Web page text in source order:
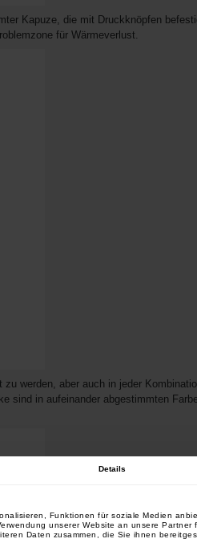
Details
Funktionen für soziale Medien
unserer Website an unsere
Daten zusammen, die Sie ihnen
Kapuze, die mit Druckknöpfen
für Wärmeverlust.
werden, aber auch in jeder
sind in aufeinander abgestimmten